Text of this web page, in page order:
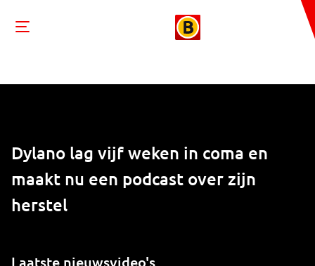
Dylano lag vijf weken in coma en
maakt nu een podcast over zijn
herstel
Laatste nieuwsvideo's